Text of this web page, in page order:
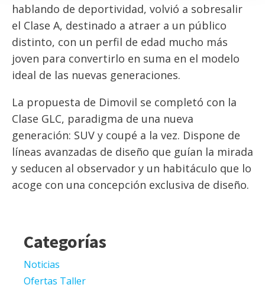
hablando de deportividad, volvió a sobresalir
el Clase A, destinado a atraer a un público
distinto, con un perfil de edad mucho más
joven para convertirlo en suma en el modelo
ideal de las nuevas generaciones.
La propuesta de Dimovil se completó con la
Clase GLC, paradigma de una nueva
generación: SUV y coupé a la vez. Dispone de
líneas avanzadas de diseño que guían la mirada
y seducen al observador y un habitáculo que lo
acoge con una concepción exclusiva de diseño.
Categorías
Noticias
Ofertas Taller